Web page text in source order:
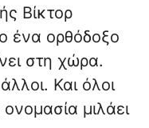
Βίκτορ
ένα ορθόδοξο
στη χώρα.
Και όλοι
μιλάει